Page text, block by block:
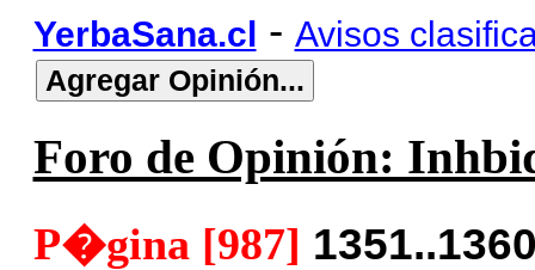
YerbaSana.cl - Avisos
Foro de Opinión:
P�gina [987]